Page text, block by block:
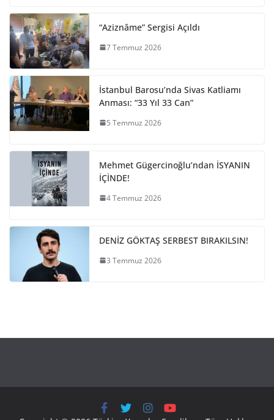
“Aziznâme” Sergisi Açıldı
7 Temmuz 2026
İstanbul Barosu’nda Sivas Katliamı
Anması: “33 Yıl 33 Can”
5 Temmuz 2026
Mehmet Gügercinoğlu’ndan İSYANIN
İÇİNDE!
4 Temmuz 2026
DENİZ GÖKTAŞ SERBEST BIRAKILSIN!
3 Temmuz 2026